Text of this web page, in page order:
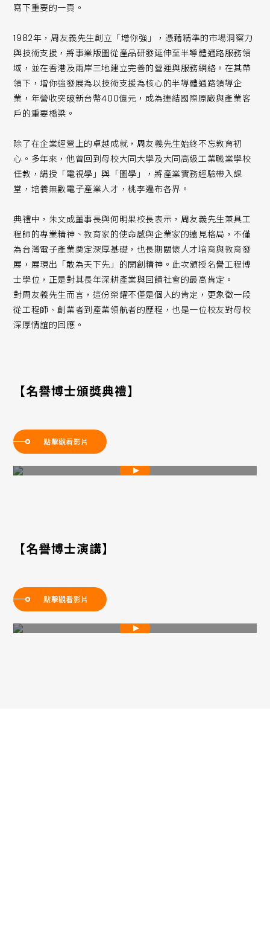
寫下重要的一頁。
1982年，周友義先生創立「增你強」，憑藉精準的市場洞察力
與技術支援，將事業版圖從產品研發延伸至半導體通路服務領
域，並在香港及兩岸三地建立完善的營運與服務網絡。在其帶
領下，增你強發展為以技術支援為核心的半導體通路領導企
業，年營收突破新台幣400億元，成為連結國際原廠與產業客
戶的重要橋梁。
除了在企業經營上的卓越成就，周友義先生始終不忘教育初
心。多年來，他曾回到母校大同大學及大同高級工業職業學校
任教，講授「電視學」與「圖學」，將產業實務經驗帶入課
堂，培養無數電子產業人才，桃李遍布各界。
典禮中，朱文成董事長與何明果校長表示，周友義先生兼具工
程師的專業精神、教育家的使命感與企業家的遠見格局，不僅
為台灣電子產業奠定深厚基礎，也長期關懷人才培育與教育發
展，展現出「敢為天下先」的開創精神。此次頒授名譽工程博
士學位，正是對其長年深耕產業與回饋社會的最高肯定。
對周友義先生而言，這份榮耀不僅是個人的肯定，更象徵一段
從工程師、創業者到產業領航者的歷程，也是一位校友對母校
深厚情誼的回應。
【名譽博士頒獎典禮】
點擊觀看影片
【名譽博士演講】
點擊觀看影片